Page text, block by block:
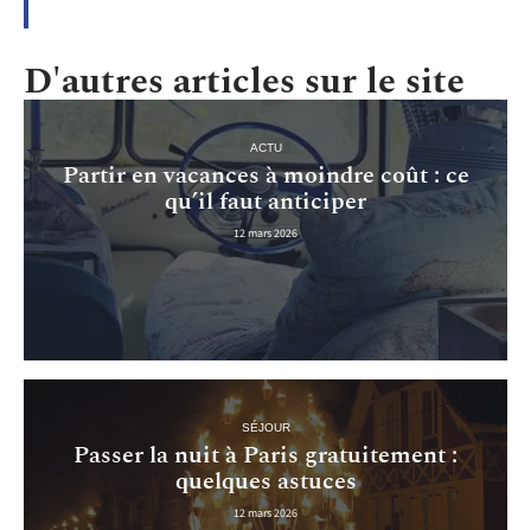
D'autres articles sur le site
ACTU
Partir en vacances à moindre coût : ce
qu’il faut anticiper
12 mars 2026
SÉJOUR
Passer la nuit à Paris gratuitement :
quelques astuces
12 mars 2026